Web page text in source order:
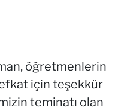
öğretmenlerin
için teşekkür
teminatı olan